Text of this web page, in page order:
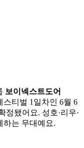
보이넥스트도어
스티벌 1일차인 6월 6
정됐어요. 성호·리우·
하는 무대예요.